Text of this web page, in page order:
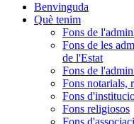
Benvinguda
Què tenim
Fons de
Fons de les
de l'Estat
Fons de
Fons notarials,
Fons
Fons religiosos